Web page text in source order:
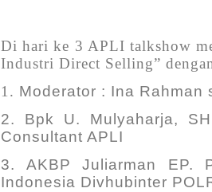
Di hari ke 3 APLI talkshow
Industri Direct Selling”
1. Moderator : Ina Rahman
2. Bpk U. Mulyaharja,
Consultant APLI
3.AKBP Juliarman EP.
Indonesia Divhubinter